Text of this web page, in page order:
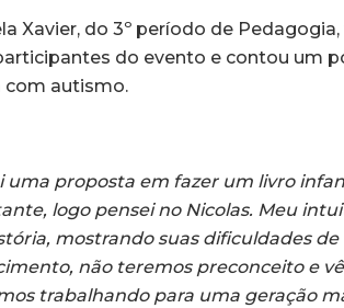
Xavier, do 3º período de
do evento e contou um
com autismo.
uma proposta em fazer um livro
logo pensei no Nicolas. Meu
mostrando suas dificuldades
não teremos preconceito e
trabalhando para uma geração